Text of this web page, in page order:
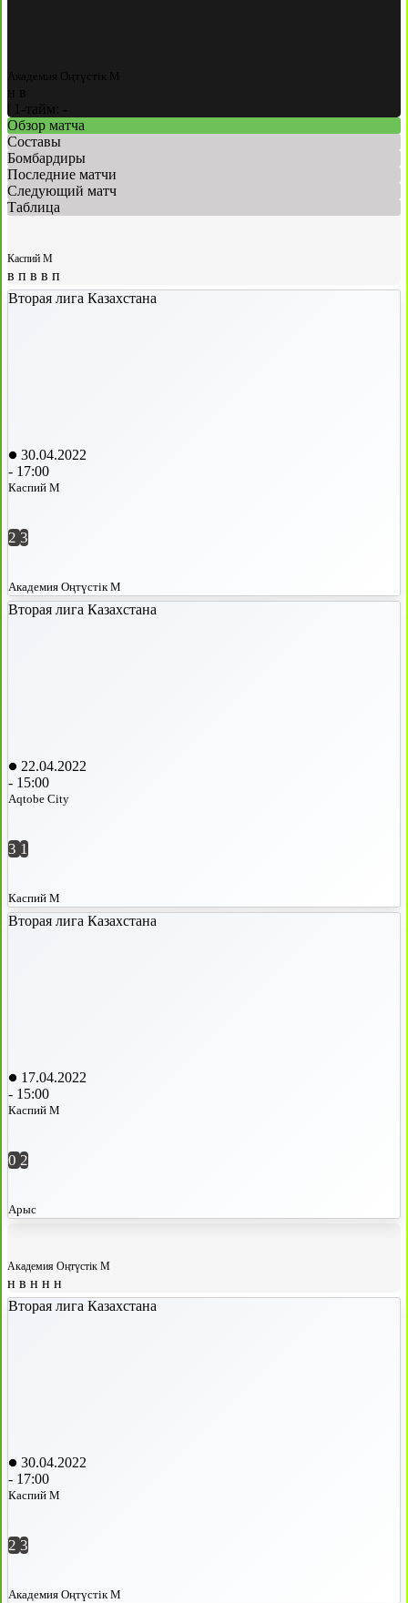
Академия Оңтүстік М
н
в
1-тайм: -
Обзор матча
Составы
Бомбардиры
Последние матчи
Следующий матч
Таблица
Каспий М
в п в в п
Вторая лига Казахстана
30.04.2022
- 17:00
Каспий М
2 3
Академия Оңтүстік М
Вторая лига Казахстана
22.04.2022
- 15:00
Aqtobe City
3 1
Каспий М
Вторая лига Казахстана
17.04.2022
- 15:00
Каспий М
0 2
Арыс
Академия Оңтүстік М
н в н н н
Вторая лига Казахстана
30.04.2022
- 17:00
Каспий М
2 3
Академия Оңтүстік М